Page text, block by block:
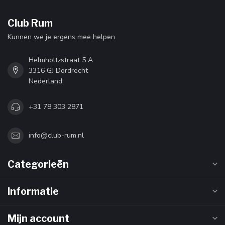
Club Rum
Kunnen we je ergens mee helpen
Helmholtzstraat 5 A
3316 GJ Dordrecht
Nederland
+31 78 303 2871
info@club-rum.nl
Categorieën
Informatie
Mijn account